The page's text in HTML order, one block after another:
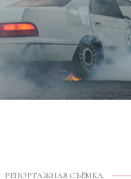
РЕПОРТАЖНАЯ СЪЁМКА.